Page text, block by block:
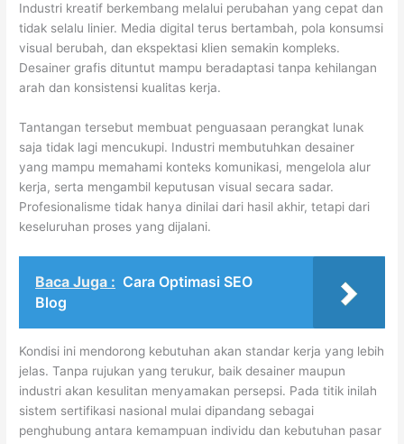
Industri kreatif berkembang melalui perubahan yang cepat dan
tidak selalu linier. Media digital terus bertambah, pola konsumsi
visual berubah, dan ekspektasi klien semakin kompleks.
Desainer grafis dituntut mampu beradaptasi tanpa kehilangan
arah dan konsistensi kualitas kerja.
Tantangan tersebut membuat penguasaan perangkat lunak
saja tidak lagi mencukupi. Industri membutuhkan desainer
yang mampu memahami konteks komunikasi, mengelola alur
kerja, serta mengambil keputusan visual secara sadar.
Profesionalisme tidak hanya dinilai dari hasil akhir, tetapi dari
keseluruhan proses yang dijalani.
Baca Juga : Cara Optimasi SEO
Blog
Kondisi ini mendorong kebutuhan akan standar kerja yang lebih
jelas. Tanpa rujukan yang terukur, baik desainer maupun
industri akan kesulitan menyamakan persepsi. Pada titik inilah
sistem sertifikasi nasional mulai dipandang sebagai
penghubung antara kemampuan individu dan kebutuhan pasar